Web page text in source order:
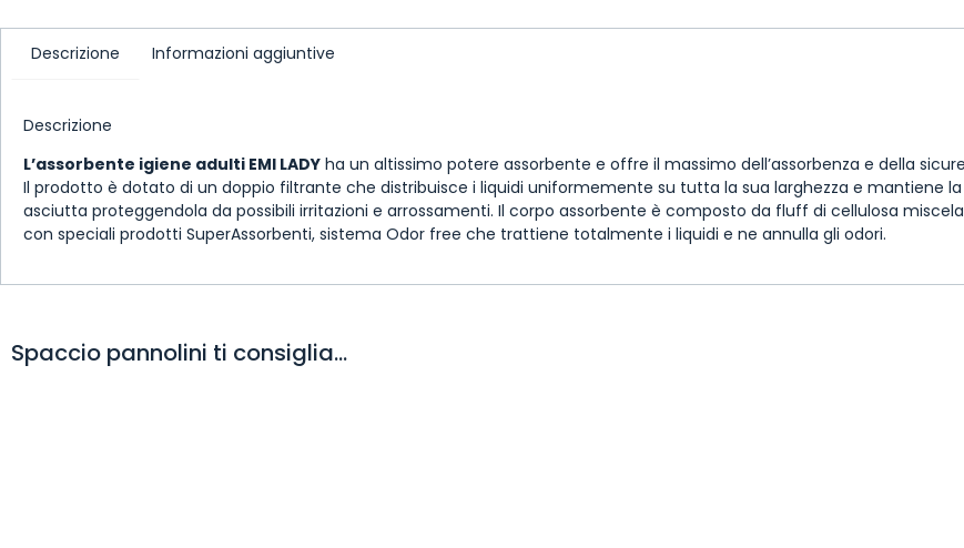
Descrizione Informazioni aggiuntive
Descrizione
L’assorbente igiene adulti EMI LADY ha un altissimo potere assorbente e offre il massimo dell’assorbenza e della
Il prodotto è dotato di un doppio filtrante che distribuisce i liquidi uniformemente su tutta la sua larghezza e mantiene
asciutta proteggendola da possibili irritazioni e arrossamenti. Il corpo assorbente è composto da fluff di cellulosa
con speciali prodotti SuperAssorbenti, sistema Odor free che trattiene totalmente i liquidi e ne annulla gli odori.
Spaccio pannolini ti consiglia...